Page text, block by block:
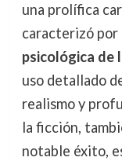
una prolífica
caracterizó por
psicológica de
uso detallado
realismo y
la ficción,
notable éxito,